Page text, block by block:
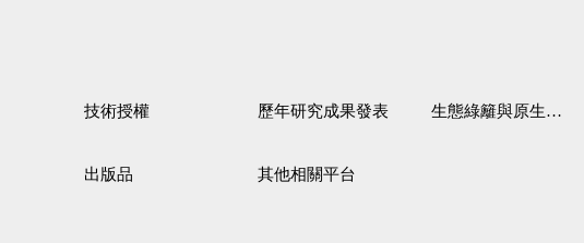
技術授權 歷年研究成果發表 生態綠籬與原生野花植生毯
出版品 其他相關平台